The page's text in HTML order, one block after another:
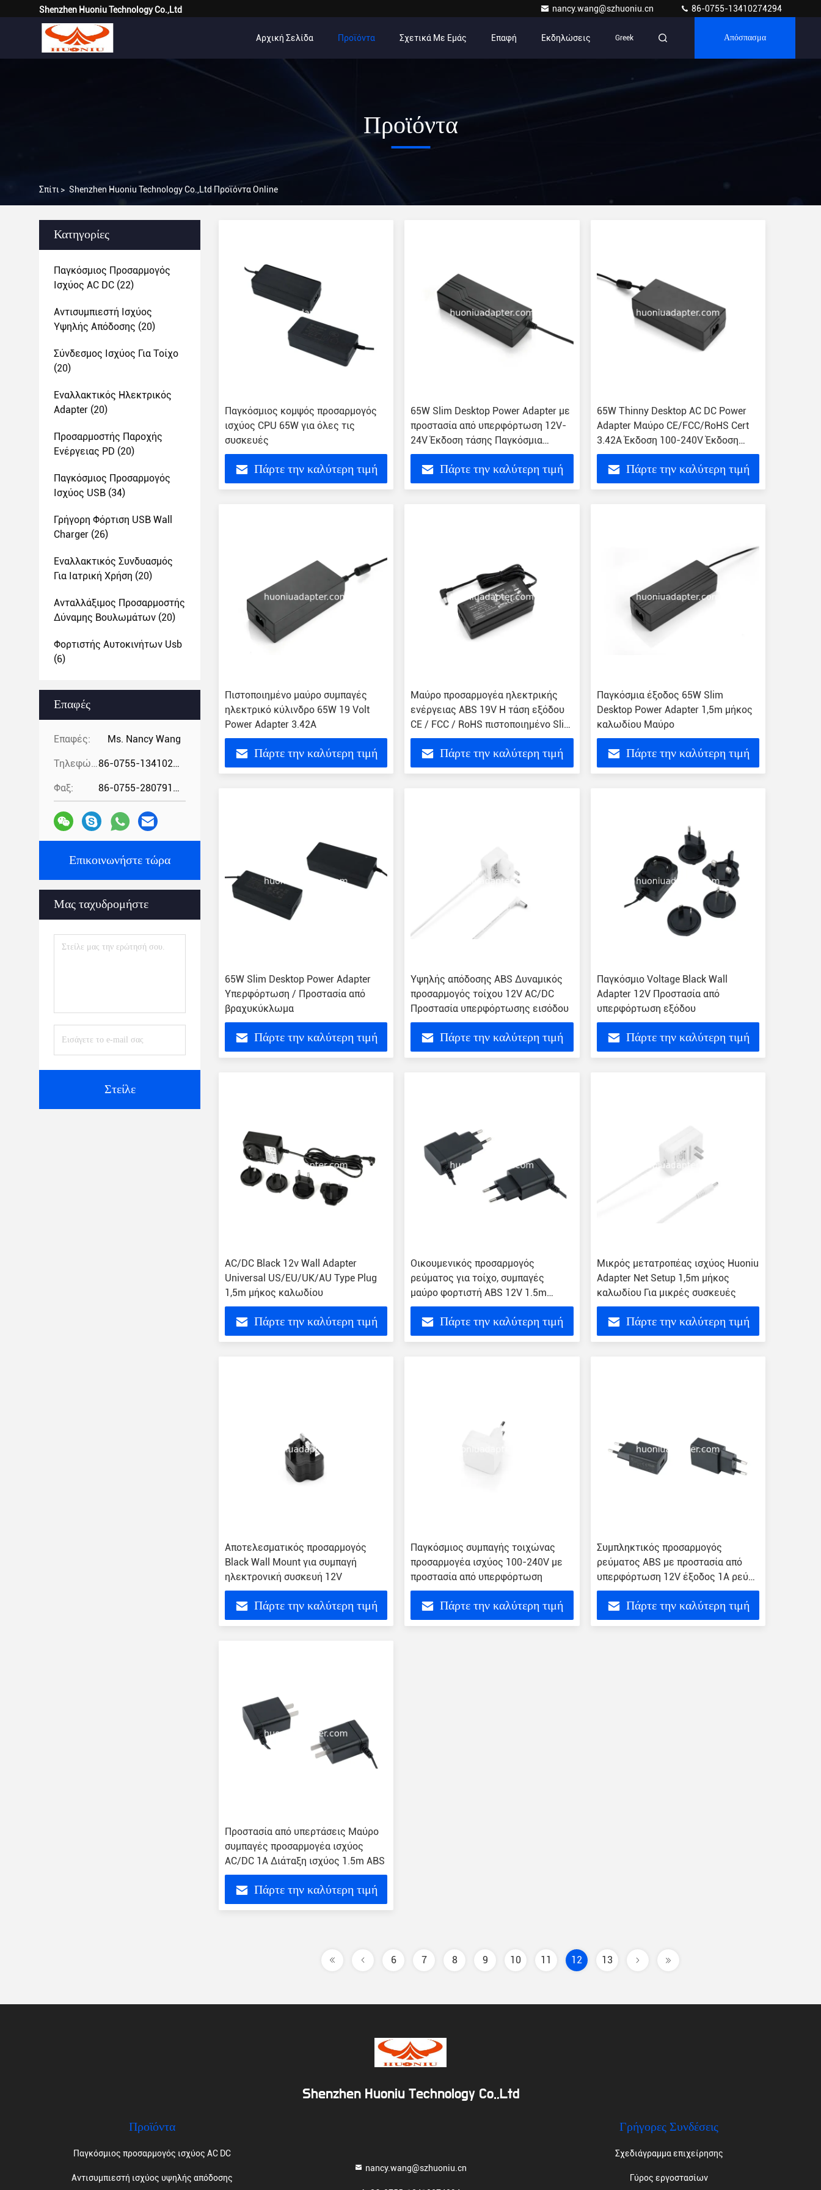
Shenzhen Huoniu Technology Co.,Ltd nancy.wang@szhuoniu.cn 86-0755-13410274294
Αρχική Σελίδα Προϊόντα Σχετικά Με Εμάς Επαφή Εκδηλώσεις Greek Απόσπασμα
Προϊόντα
Σπίτι > Shenzhen Huoniu Technology Co.,Ltd Προϊόντα Online
Κατηγορίες
Παγκόσμιος Προσαρμογός
Ισχύος AC DC (22)
Αντισυμπιεστή Ισχύος
Υψηλής Απόδοσης (20)
Σύνδεσμος Ισχύος Για Τοίχο
(20)
Εναλλακτικός Ηλεκτρικός
Adapter (20)
Προσαρμοστής Παροχής
Ενέργειας PD (20)
Παγκόσμιος Προσαρμογός
Ισχύος USB (34)
Γρήγορη Φόρτιση USB Wall
Charger (26)
Εναλλακτικός Συνδυασμός
Για Ιατρική Χρήση (20)
Ανταλλάξιμος Προσαρμοστής
Δύναμης Βουλωμάτων (20)
Φορτιστής Αυτοκινήτων Usb
(6)
Επαφές
Επαφές: Ms. Nancy Wang
Τηλεφώνημα: 86-0755-13410274294
Φαξ: 86-0755-28079166
Επικοινωνήστε τώρα
Μας ταχυδρομήστε
Στείλε
Παγκόσμιος κομψός προσαρμογός
ισχύος CPU 65W για όλες τις
συσκευές
Πάρτε την καλύτερη τιμή
65W Slim Desktop Power Adapter με
προστασία από υπερφόρτωση 12V-
24V Έκδοση τάσης Παγκόσμια
συμβατότητα
Πάρτε την καλύτερη τιμή
65W Thinny Desktop AC DC Power
Adapter Μαύρο CE/FCC/RoHS Cert
3.42A Έκδοση 100-240V Έκδοση
1.5m Καλώδιο
Πάρτε την καλύτερη τιμή
Πιστοποιημένο μαύρο συμπαγές
ηλεκτρικό κύλινδρο 65W 19 Volt
Power Adapter 3.42A
Πάρτε την καλύτερη τιμή
Μαύρο προσαρμογέα ηλεκτρικής
ενέργειας ABS 19V Η τάση εξόδου
CE / FCC / RoHS πιστοποιημένο Slim
Design
Πάρτε την καλύτερη τιμή
Παγκόσμια έξοδος 65W Slim
Desktop Power Adapter 1,5m μήκος
καλωδίου Μαύρο
Πάρτε την καλύτερη τιμή
65W Slim Desktop Power Adapter
Υπερφόρτωση / Προστασία από
βραχυκύκλωμα
Πάρτε την καλύτερη τιμή
Υψηλής απόδοσης ABS Δυναμικός
προσαρμογός τοίχου 12V AC/DC
Προστασία υπερφόρτωσης εισόδου
Πάρτε την καλύτερη τιμή
Παγκόσμιο Voltage Black Wall
Adapter 12V Προστασία από
υπερφόρτωση εξόδου
Πάρτε την καλύτερη τιμή
AC/DC Black 12v Wall Adapter
Universal US/EU/UK/AU Type Plug
1,5m μήκος καλωδίου
Πάρτε την καλύτερη τιμή
Οικουμενικός προσαρμογός
ρεύματος για τοίχο, συμπαγές
μαύρο φορτιστή ABS 12V 1.5m
αποδοτικότητα καλωδίου
Πάρτε την καλύτερη τιμή
Μικρός μετατροπέας ισχύος Huoniu
Adapter Net Setup 1,5m μήκος
καλωδίου Για μικρές συσκευές
Πάρτε την καλύτερη τιμή
Αποτελεσματικός προσαρμογός
Black Wall Mount για συμπαγή
ηλεκτρονική συσκευή 12V
Πάρτε την καλύτερη τιμή
Παγκόσμιος συμπαγής τοιχώνας
προσαρμογέα ισχύος 100-240V με
προστασία από υπερφόρτωση
Πάρτε την καλύτερη τιμή
Συμπληκτικός προσαρμογός
ρεύματος ABS με προστασία από
υπερφόρτωση 12V έξοδος 1A ρεύμα
US plug
Πάρτε την καλύτερη τιμή
Προστασία από υπερτάσεις Μαύρο
συμπαγές προσαρμογέα ισχύος
AC/DC 1A Διάταξη ισχύος 1.5m ABS
Πάρτε την καλύτερη τιμή
6 7 8 9 10 11 12 13
Shenzhen Huoniu Technology Co.,Ltd
Προϊόντα
Παγκόσμιος προσαρμογός ισχύος AC DC
Αντισυμπιεστή ισχύος υψηλής απόδοσης
nancy.wang@szhuoniu.cn
Γρήγορες Συνδέσεις
Σχεδιάγραμμα επιχείρησης
Γύρος εργοστασίων